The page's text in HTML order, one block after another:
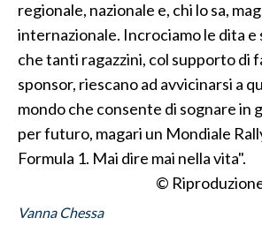
regionale, nazionale e, chi lo sa,
internazionale. Incrociamo le dita e
che tanti ragazzini, col supporto di
sponsor, riescano ad avvicinarsi a
mondo che consente di sognare in
per futuro, magari un Mondiale
Formula 1. Mai dire mai nella vita".
©
Vanna Chessa